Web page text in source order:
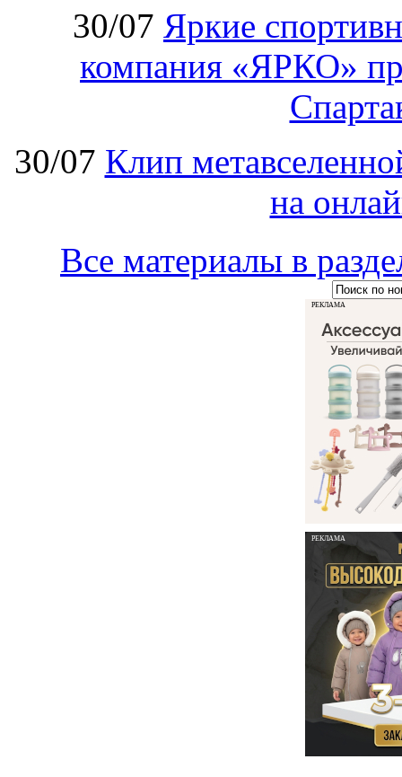
30/07 Яркие
компания «ЯРКО»
30/07 Клип
на
Все материалы в
РЕКЛАМА
РЕКЛАМА